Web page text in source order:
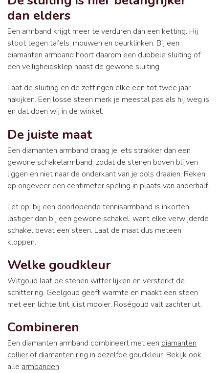
dan elders
Een armband krijgt meer te verduren dan een ketting. Hij
stoot tegen tafels, mouwen en deurklinken. Bij een
diamanten armband hoort daarom een dubbele sluiting of
een veiligheidsklep naast de gewone sluiting.
Laat de sluiting en de zettingen elke een tot twee jaar
nakijken. Een losse steen merk je meestal pas als hij weg is,
en dat doen wij in de winkel.
De juiste maat
Een diamanten armband draag je iets strakker dan een
gewone schakelarmband, zodat de stenen boven blijven
liggen en niet naar de onderkant van je pols draaien. Reken
op ongeveer een centimeter speling in plaats van anderhalf.
Let op: bij een doorlopende tennisarmband is inkorten
lastiger dan bij een gewone schakel, want elke verwijderde
schakel bevat een steen. Laat de maat dus meteen
kloppen.
Welke goudkleur
Witgoud laat de stenen witter lijken en versterkt de
schittering. Geelgoud geeft warmte en maakt een steen
met een lichte tint juist mooier. Roségoud valt zachter uit.
Combineren
Een diamanten armband combineert met een diamanten
collier ofdiamanten ring in dezelfde goudkleur. Bekijk ook
alle armbanden.